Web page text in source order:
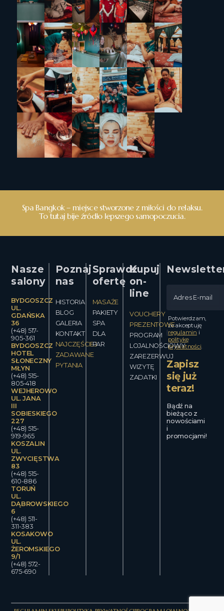
Spa Bangkok – miejsce stworzone z miłości do relaksu.
To tutaj bije źródło lepszego samopoczucia.
Nasze
salony
BYDGOSZCZ
UL.
GDAŃSKA
36
(+48) 517-
905-361
BYDGOSZCZ
HOTEL
SŁONECZNY
MŁYN
(+48) 515-
805-418
WEJHEROWO
UL. JANA
III
SOBIESKIEGO
227
(+48) 515-
919-965
KOSZALIN
UL.
ZWYCIĘSTWA
83
(+48) 515-
610-886
TORUŃ
UL.
DĄBROWSKIEGO
6
(+48) 511-
311-383
KOSAKOWO
UL.
ŻEROMSKIEGO
9/1
(+48) 572-
675-690
Poznaj
nas
HISTORIA
BLOG
GALERIA
KONTAKT
NAJCZĘŚCIEJ
ZADAWANE
PYTANIA
Sprawdź
ofertę
MASAŻE
PAKIETY
SPA
DLA
PAR
Kupuj
on-
line
VOUCHERY
PREZENTOWE
PROGRAM
LOJALNOŚCIOWY
ZAREZERWUJ
WIZYTĘ
ZADATKI
Potwierdzam,
że akceptuję
regulamin i
politykę
prywatności.
Zapisz
się już
teraz!
Bądź na
bieżąco z
nowościami
i
promocjami!